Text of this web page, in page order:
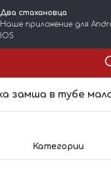
Два стахановца
Наше приложение для
IOS
Категории